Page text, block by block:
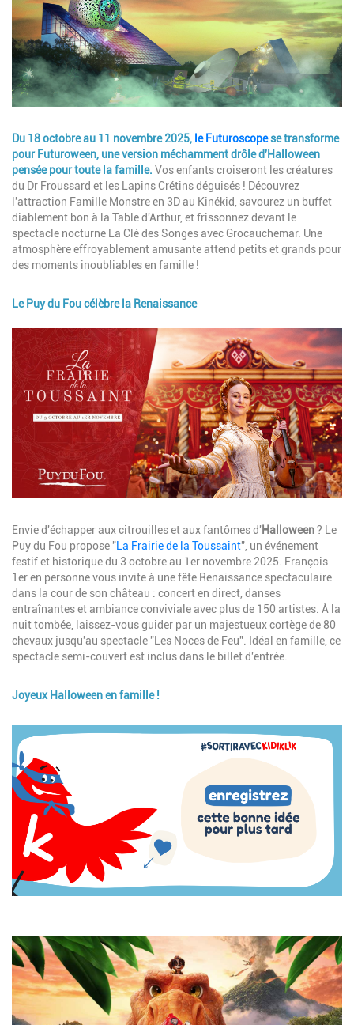
Description
Du 18 octobre au 11 novembre 2025, le Futuroscopese transforme
pour Futuroween, une version méchamment drôle d'Halloween
pensée pour toute la famille. Vos enfants croiseront les créatures
du Dr Froussard et les Lapins Crétins déguisés ! Découvrez
l'attraction Famille Monstre en 3D au Kinékid, savourez un buffet
diablement bon à la Table d'Arthur, et frissonnez devant le
spectacle nocturne La Clé des Songes avec Grocauchemar. Une
atmosphère effroyablement amusante attend petits et grands pour
des moments inoubliables en famille !
Le Puy du Fou célèbre la Renaissance
Image
Description
Envie d'échapper aux citrouilles et aux fantômes d'Halloween? Le
Puy du Fou propose "La Frairie de la Toussaint", un événement
festif et historique du 3 octobre au 1er novembre 2025. François
1er en personne vous invite à une fête Renaissance spectaculaire
dans la cour de son château : concert en direct, danses
entraînantes et ambiance conviviale avec plus de 150 artistes. À la
nuit tombée, laissez-vous guider par un majestueux cortège de 80
chevaux jusqu'au spectacle "Les Noces de Feu". Idéal en famille, ce
spectacle semi-couvert est inclus dans le billet d'entrée.
Joyeux Halloween en famille !
Image